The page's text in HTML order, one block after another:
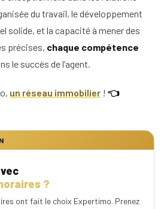
du travail, le développement
solide, et la capacité à mener des
précises, chaque compétence
le succès de l’agent.
un réseau immobilier ! 👈
?
ont fait le choix Expertimo. Prenez